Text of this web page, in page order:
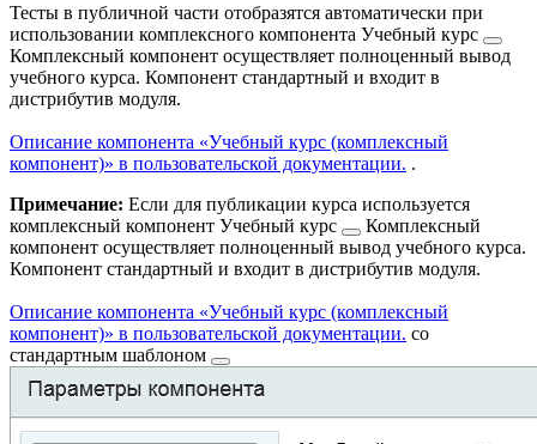
Тесты в публичной части отобразятся автоматически при
использовании комплексного компонента Учебный курс
Комплексный компонент осуществляет полноценный вывод
учебного курса. Компонент стандартный и входит в
дистрибутив модуля.
Описание компонента «Учебный курс (комплексный
компонент)» в пользовательской документации. .
Примечание: Если для публикации курса используется
комплексный компонент Учебный курс
Комплексный
компонент осуществляет полноценный вывод учебного курса.
Компонент стандартный и входит в дистрибутив модуля.
Описание компонента «Учебный курс (комплексный
компонент)» в пользовательской документации. со
стандартным шаблоном